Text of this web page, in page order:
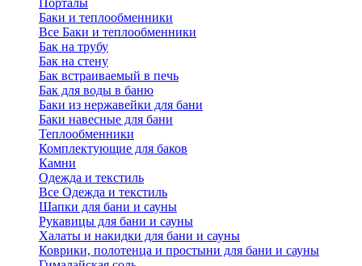
Порталы
Баки и теплообменники
Все Баки и теплообменники
Бак на трубу
Бак на стену
Бак встраиваемый в печь
Бак для воды в баню
Баки из нержавейки для бани
Баки навесные для бани
Теплообменники
Комплектующие для баков
Камни
Одежда и текстиль
Все Одежда и текстиль
Шапки для бани и сауны
Рукавицы для бани и сауны
Халаты и накидки для бани и сауны
Коврики, полотенца и простыни для бани и сауны